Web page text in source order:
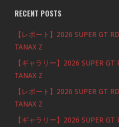
RECENT POSTS
【レポート】2026 SUPER GT
TANAX Z
【ギャラリー】2026 SUPER GT
TANAX Z
【レポート】2026 SUPER GT
TANAX Z
【ギャラリー】2026 SUPER GT